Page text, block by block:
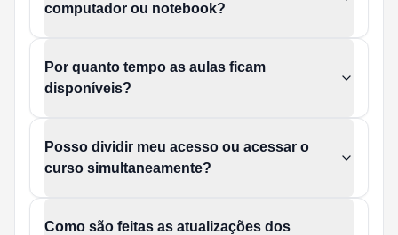
computador ou notebook?
Por quanto tempo as aulas ficam
disponíveis?
Posso dividir meu acesso ou acessar o
curso simultaneamente?
Como são feitas as atualizações dos